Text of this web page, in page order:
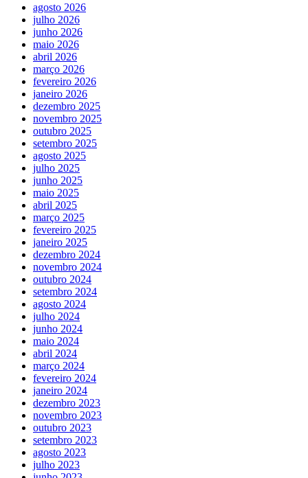
agosto 2026
julho 2026
junho 2026
maio 2026
abril 2026
março 2026
fevereiro 2026
janeiro 2026
dezembro 2025
novembro 2025
outubro 2025
setembro 2025
agosto 2025
julho 2025
junho 2025
maio 2025
abril 2025
março 2025
fevereiro 2025
janeiro 2025
dezembro 2024
novembro 2024
outubro 2024
setembro 2024
agosto 2024
julho 2024
junho 2024
maio 2024
abril 2024
março 2024
fevereiro 2024
janeiro 2024
dezembro 2023
novembro 2023
outubro 2023
setembro 2023
agosto 2023
julho 2023